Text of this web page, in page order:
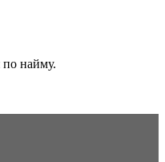
по найму.